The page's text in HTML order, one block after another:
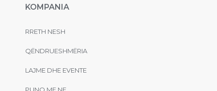
KOMPANIA
RRETH NESH
QËNDRUESHMËRIA
LAJME DHE EVENTE